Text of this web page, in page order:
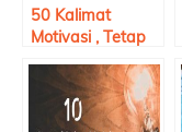
50 Kalimat
Motivasi , Tetap
Saat Pandemi